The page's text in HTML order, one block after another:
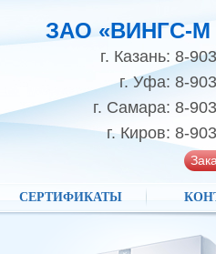
ЗАО «ВИНГС-М
г. Казань: 8-
г. Уфа: 8-
г. Самара: 8-
г. Киров: 8-
СЕРТИФИКАТЫ